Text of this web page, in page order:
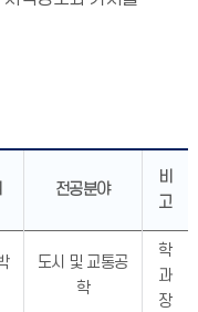
전공분야
비
고
도시 및 교통공
학
학
과
장